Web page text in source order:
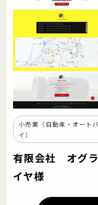
小売業（自動車・オートバ
イ）
有限会社 オグ
イヤ様